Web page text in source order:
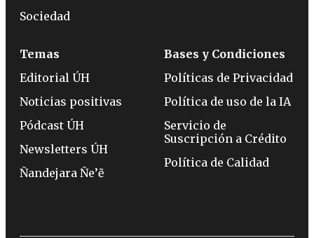
Sociedad
Temas
Editorial ÚH
Noticias positivas
Pódcast ÚH
Newsletters ÚH
Ñandejara Ñe’ẽ
Bases y Condiciones
Políticas de Privacidad
Política de uso de la IA
Servicio de
Suscripción a Crédito
Política de Calidad